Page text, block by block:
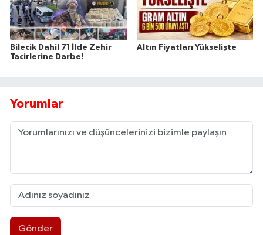
Bilecik Dahil 71 İlde Zehir
Tacirlerine Darbe!
Altın Fiyatları Yükselişte
Yorumlar
Gönder